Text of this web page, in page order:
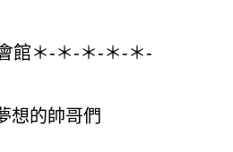
館＊-＊-＊-＊-＊-
想的帥哥們